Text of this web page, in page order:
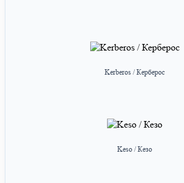
Kerberos / Керберос
Keso / Кезо